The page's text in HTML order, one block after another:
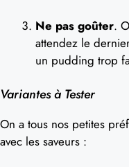
Ne pas goûter.
attendez le
un pudding trop
Variantes à Tester
On a tous nos petites
avec les saveurs :